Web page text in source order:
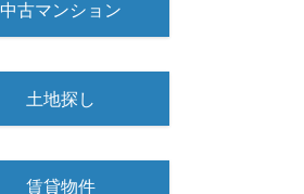
中古マンション
土地探し
賃貸物件